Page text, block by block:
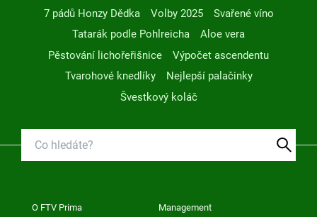
7 pádů Honzy Dědka
Volby 2025
Svařené víno
Tatarák podle Pohlreicha
Aloe vera
Pěstování lichořeřišnice
Výpočet ascendentu
Tvarohové knedlíky
Nejlepší palačinky
Švestkový koláč
O FTV Prima Management